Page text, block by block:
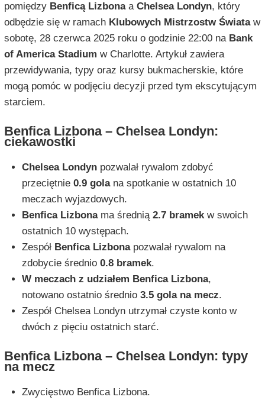
pomiędzy Benficą Lizbonaa Chelsea Londyn, który
odbędzie się w ramach Klubowych Mistrzostw Świataw
sobotę, 28 czerwca 2025 roku o godzinie 22:00 na Bank
of America Stadium w Charlotte. Artykuł zawiera
przewidywania, typy oraz kursy bukmacherskie, które
mogą pomóc w podjęciu decyzji przed tym ekscytującym
starciem.
Benfica Lizbona – Chelsea Londyn:
ciekawostki
Chelsea Londynpozwalał rywalom zdobyć
przeciętnie 0.9 golana spotkanie w ostatnich 10
meczach wyjazdowych.
Benfica Lizbonama średnią 2.7 bramekw swoich
ostatnich 10 występach.
Zespół Benfica Lizbonapozwalał rywalom na
zdobycie średnio 0.8 bramek.
W meczach z udziałem Benfica Lizbona,
notowano ostatnio średnio 3.5 gola na mecz.
Zespół Chelsea Londyn utrzymał czyste konto w
dwóch z pięciu ostatnich starć.
Benfica Lizbona – Chelsea Londyn: typy
na mecz
Zwycięstwo Benfica Lizbona.